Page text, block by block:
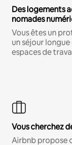
Des logements
nomades
Vous êtes un
un séjour
espaces de
Vous cherchez
Airbnb propose